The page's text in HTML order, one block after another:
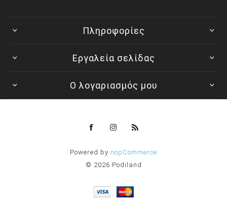
Πληροφορίες
Εργαλεία σελίδας
Ο λογαριασμός μου
Powered by nopCommerce
© 2026 Podiland